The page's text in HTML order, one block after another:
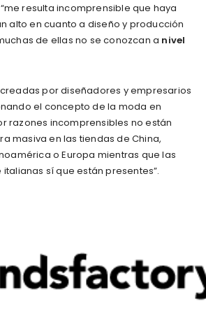
resulta incomprensible que haya
alto en cuanto a diseño y producción
de ellas no se conozcan a nivel
por diseñadores y empresarios
el concepto de la moda en
razones incomprensibles no están
masiva en las tiendas de China,
o Europa mientras que las
sí que están presentes”.